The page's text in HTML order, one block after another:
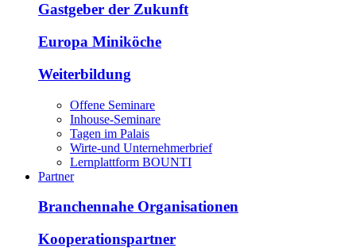
Gastgeber der Zukunft
Europa Miniköche
Weiterbildung
Offene Seminare
Inhouse-Seminare
Tagen im Palais
Wirte-und Unternehmerbrief
Lernplattform BOUNTI
Partner
Branchennahe Organisationen
Kooperationspartner